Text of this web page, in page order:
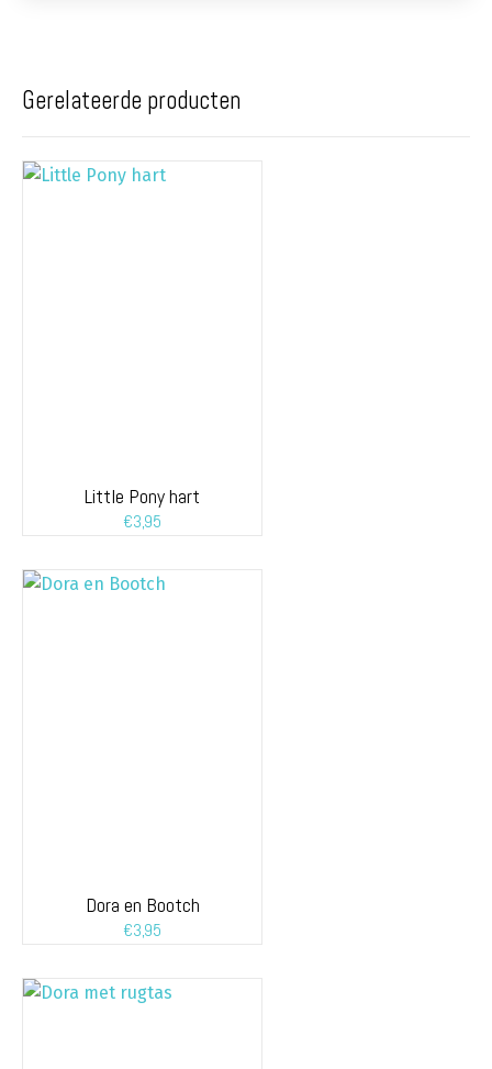
Gerelateerde producten
Little Pony hart
€3,95
Dora en Bootch
€3,95